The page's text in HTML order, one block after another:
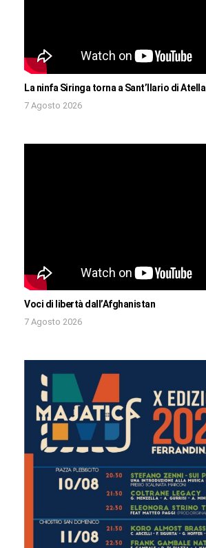
La ninfa Siringa torna a Sant’Ilario di Atella
7 Agosto 2026
Voci di libertà dall’Afghanistan
7 Agosto 2026